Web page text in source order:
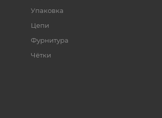
Упаковка
Цепи
Фурнитура
Чётки